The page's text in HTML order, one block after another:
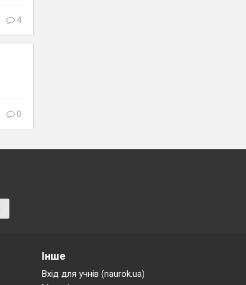
4
0
Інше
Вхід для учнів (naurok.ua)